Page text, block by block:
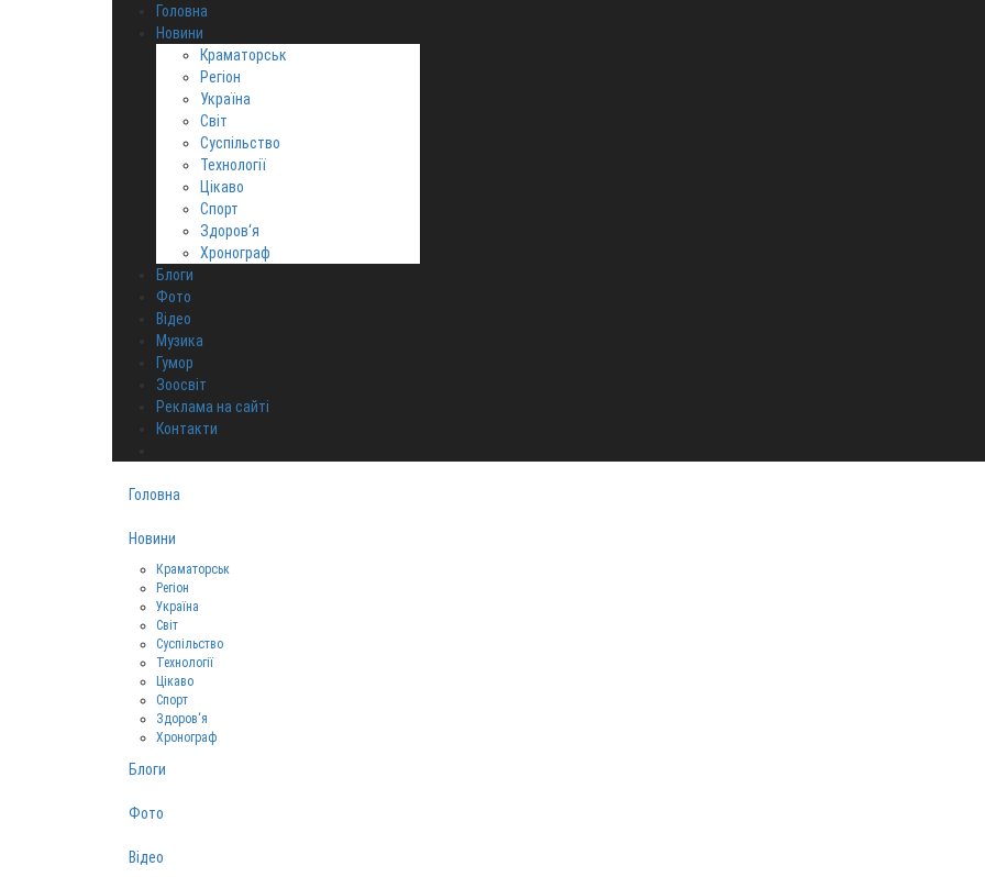
Головна
Новини
Краматорськ
Регіон
Україна
Світ
Суспільство
Технології
Цікаво
Спорт
Здоров‘я
Хронограф
Блоги
Фото
Відео
Музика
Гумор
Зоосвіт
Реклама на сайті
Контакти
Головна
Новини
Краматорськ
Регіон
Україна
Світ
Суспільство
Технології
Цікаво
Спорт
Здоров‘я
Хронограф
Блоги
Фото
Відео